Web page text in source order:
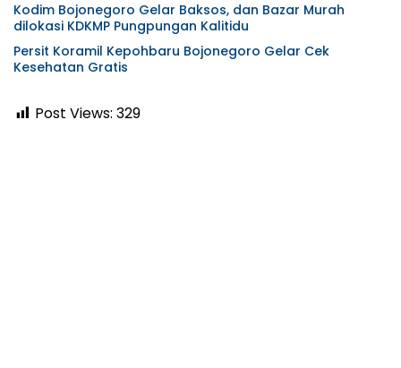
Kodim Bojonegoro Gelar Baksos, dan Bazar Murah
dilokasi KDKMP Pungpungan Kalitidu
Persit Koramil Kepohbaru Bojonegoro Gelar Cek
Kesehatan Gratis
Post Views: 329